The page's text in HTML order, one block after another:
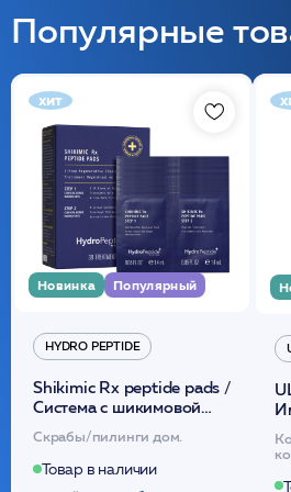
Популярные
хит
Новинка Популярный
HYDRO PEPTIDE
Shikimic Rx peptide pads /
Cистема с шикимовой
кислотой обновляющая
(30шт) /HP
Скрабы/пилинги дом.
Товар в наличии